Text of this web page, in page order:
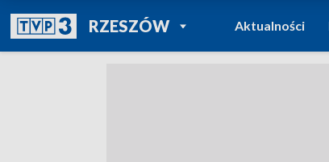
RZESZÓWPOWRÓT DO
TVP REGIONY
Aktualności